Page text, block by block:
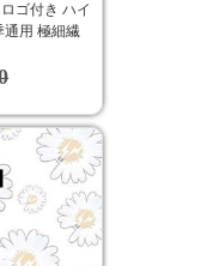
ゴ付き ハイ
通用 極細繊